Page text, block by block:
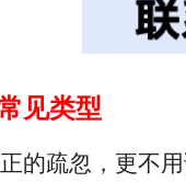
见类型
的疏忽，更不